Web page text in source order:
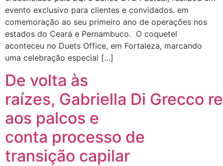
evento exclusivo para clientes e convidados. em
comemoração ao seu primeiro ano de operações nos
estados do Ceará e Pernambuco. O coquetel
aconteceu no Duets Office, em Fortaleza, marcando
uma celebração especial […]
De volta às
raízes, Gabriella Di Grecco
aos palcos e
conta processo de
transição capilar